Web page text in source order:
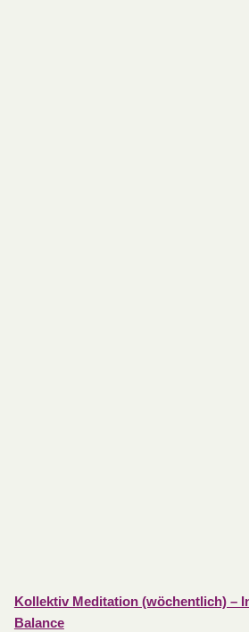
Kollektiv Meditation (wöchentlich) –
Balance